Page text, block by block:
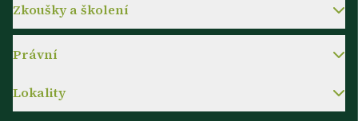
Zkoušky a školení
Právní
Lokality